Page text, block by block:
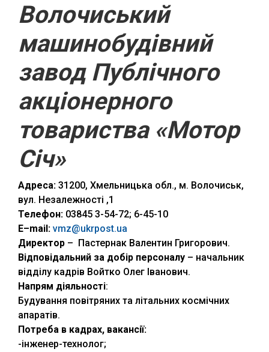
Волочиський
машинобудівний
завод Публічного
акціонерного
товариства «Мотор
Січ»
Адреса: 31200, Хмельницька обл., м. Волочиськ,
вул. Незалежності ,1
Телефон: 03845 3-54-72; 6-45-10
E–mail : vmz@ukrpost.ua
Директор – Пастернак Валентин Григорович.
Відповідальний за добір персоналу – начальник
відділу кадрів Войтко Олег Іванович.
Напрям діяльності:
Будування повітряних та літальних космічних
апаратів.
Потреба в кадрах, вакансії:
-інженер-технолог;